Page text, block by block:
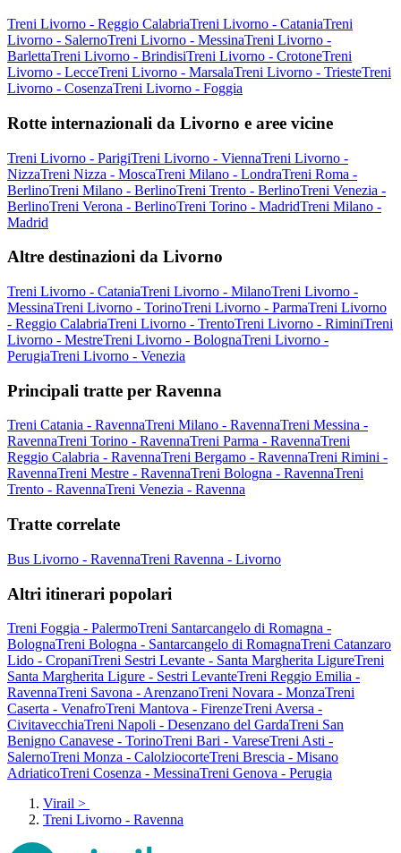
Treni Livorno - Reggio CalabriaTreni Livorno - CataniaTreni
Livorno - SalernoTreni Livorno - MessinaTreni Livorno -
BarlettaTreni Livorno - BrindisiTreni Livorno - CrotoneTreni
Livorno - LecceTreni Livorno - MarsalaTreni Livorno - TriesteTreni
Livorno - CosenzaTreni Livorno - Foggia
Rotte internazionali da Livorno e aree vicine
Treni Livorno - ParigiTreni Livorno - ViennaTreni Livorno -
NizzaTreni Nizza - MoscaTreni Milano - LondraTreni Roma -
BerlinoTreni Milano - BerlinoTreni Trento - BerlinoTreni Venezia -
BerlinoTreni Verona - BerlinoTreni Torino - MadridTreni Milano -
Madrid
Altre destinazioni da Livorno
Treni Livorno - CataniaTreni Livorno - MilanoTreni Livorno -
MessinaTreni Livorno - TorinoTreni Livorno - ParmaTreni Livorno
- Reggio CalabriaTreni Livorno - TrentoTreni Livorno - RiminiTreni
Livorno - MestreTreni Livorno - BolognaTreni Livorno -
PerugiaTreni Livorno - Venezia
Principali tratte per Ravenna
Treni Catania - RavennaTreni Milano - RavennaTreni Messina -
RavennaTreni Torino - RavennaTreni Parma - RavennaTreni
Reggio Calabria - RavennaTreni Bergamo - RavennaTreni Rimini -
RavennaTreni Mestre - RavennaTreni Bologna - RavennaTreni
Trento - RavennaTreni Venezia - Ravenna
Tratte correlate
Bus Livorno - RavennaTreni Ravenna - Livorno
Altri itinerari popolari
Treni Foggia - PalermoTreni Santarcangelo di Romagna -
BolognaTreni Bologna - Santarcangelo di RomagnaTreni Catanzaro
Lido - CropaniTreni Sestri Levante - Santa Margherita LigureTreni
Santa Margherita Ligure - Sestri LevanteTreni Reggio Emilia -
RavennaTreni Savona - ArenzanoTreni Novara - MonzaTreni
Caserta - VenafroTreni Mantova - FirenzeTreni Aversa -
CivitavecchiaTreni Napoli - Desenzano del GardaTreni San
Benigno Canavese - TorinoTreni Bari - VareseTreni Asti -
SalernoTreni Monza - CalolziocorteTreni Brescia - Misano
AdriaticoTreni Cosenza - MessinaTreni Genova - Perugia
Virail >
Treni Livorno - Ravenna